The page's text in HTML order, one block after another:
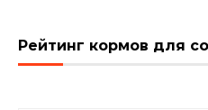
Рейтинг кормов для